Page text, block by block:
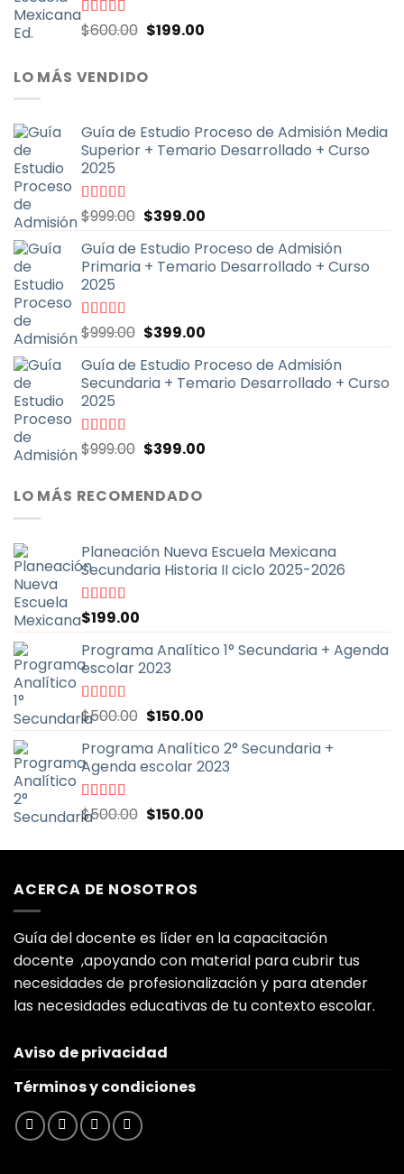
Valorado
con
$600.00 El
original
era:
$199.00El
LO MÁS VENDIDO
Guía de Estudio Proceso de Admisión Media
Superior + Temario Desarrollado + Curso
2025
Valorado
con
5
$999.00 El
original
era:
$399.00El
actual
es:
Guía de Estudio Proceso de Admisión
Primaria + Temario Desarrollado + Curso
2025
Valorado
con
5
$999.00 El
original
era:
$399.00El
actual
es:
Guía de Estudio Proceso de Admisión
Secundaria + Temario Desarrollado + Curso
2025
Valorado
con
$999.00 El
original
era:
$399.00El
LO MÁS RECOMENDADO
Planeación Nueva Escuela Mexicana
Secundaria Historia II ciclo 2025-2026
Valorado
5
$199.00
Programa Analítico 1° Secundaria + Agenda
escolar 2023
Valorado
con
5
$500.00 El
original
era:
$150.00El
actual
es:
Programa Analítico 2° Secundaria +
Agenda escolar 2023
Valorado
con
$500.00 El
original
$500.00.
$150.00El
actual
ACERCA DE NOSOTROS
Guía del docente es líder en la capacitación
docente ,apoyando con material para cubrir tus
necesidades de profesionalización y para atender
las necesidades educativas de tu contexto escolar.
Aviso de privacidad
Términos y condiciones